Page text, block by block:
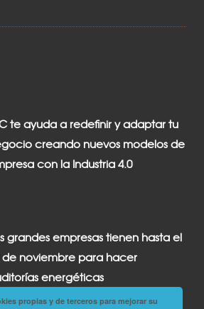
te ayuda a redefinir y adaptar tu
creando nuevos modelos de
con la Industria 4.0
grandes empresas tienen hasta el
de noviembre para hacer
energéticas
propias y de terceros para mejorar su